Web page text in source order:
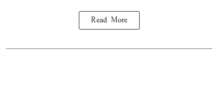
Read More